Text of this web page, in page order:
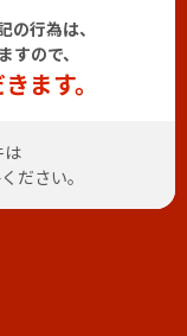
行為は、
ので、
ます。
は
ださい。